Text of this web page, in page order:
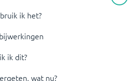
ik het?
ik dit?
wat nu?